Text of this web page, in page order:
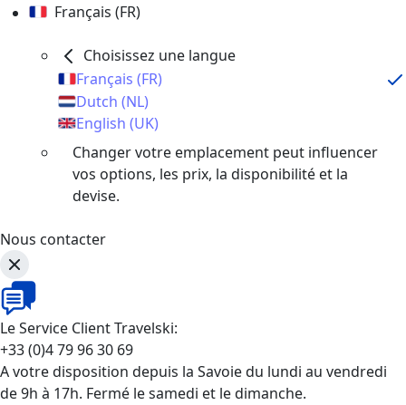
Français (FR)
Choisissez une langue
Français (FR)
Dutch (NL)
English (UK)
Changer votre emplacement peut influencer
vos options, les prix, la disponibilité et la
devise.
Nous contacter
Le Service Client Travelski:
+33 (0)4 79 96 30 69
A votre disposition depuis la Savoie du lundi au vendredi
de 9h à 17h. Fermé le samedi et le dimanche.